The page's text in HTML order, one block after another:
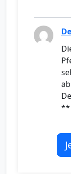
**